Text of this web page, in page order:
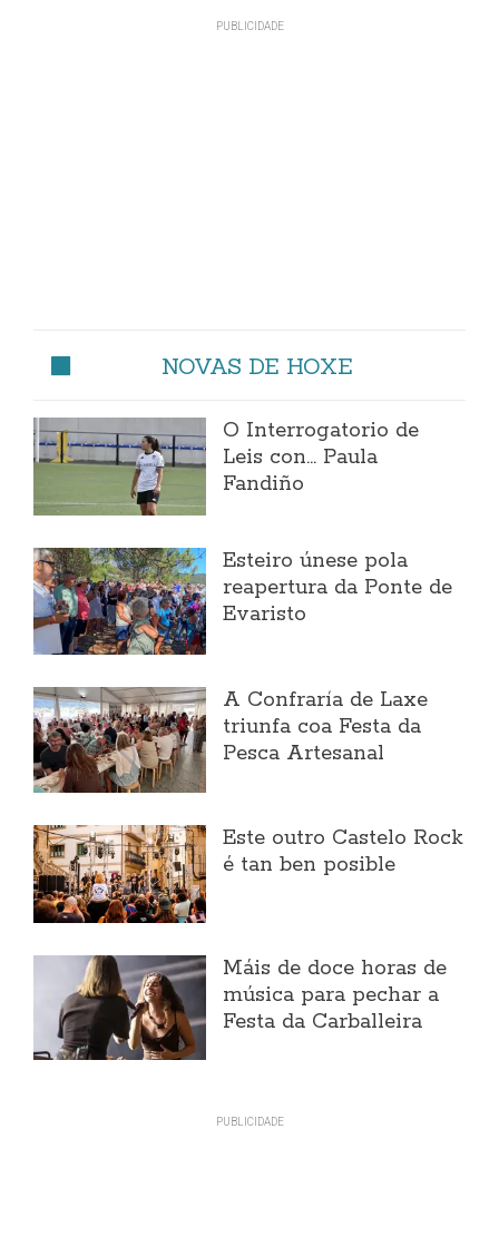
NOVAS DE HOXE
O Interrogatorio de
Leis con... Paula
Fandiño
Esteiro únese pola
reapertura da Ponte de
Evaristo
A Confraría de Laxe
triunfa coa Festa da
Pesca Artesanal
Este outro Castelo Rock
é tan ben posible
Máis de doce horas de
música para pechar a
Festa da Carballeira